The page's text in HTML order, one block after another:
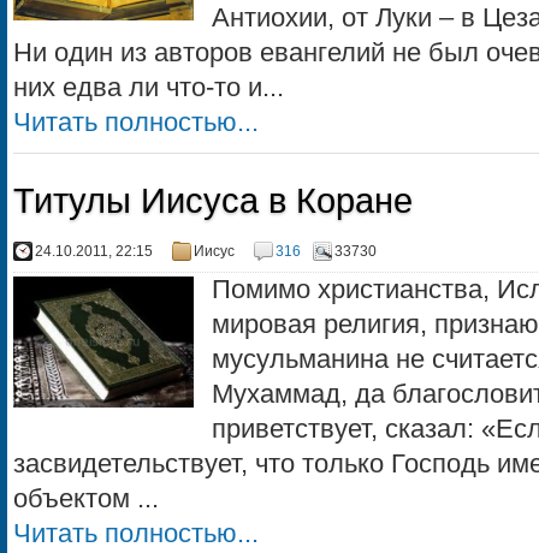
Антиохии, от Луки – в
Ни один из авторов евангелий не был
них едва ли что-то и...
Читать полностью...
Титулы Иисуса в Коране
24.10.2011, 22:15 Иисус 316 33730
Помимо христианства,
мировая религия,
мусульманина не
Мухаммад, да
приветствует, сказал:
засвидетельствует, что только Господь
объектом ...
Читать полностью...